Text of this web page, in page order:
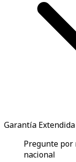
Garantía Extendida
Pregunte por
nacional